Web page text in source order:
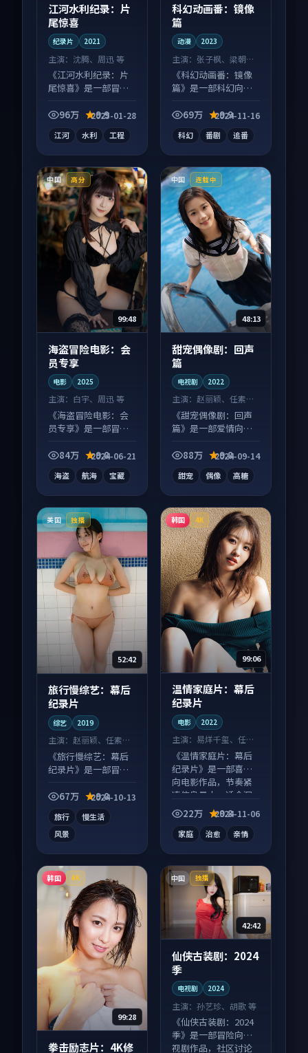
江河水利纪录：片
尾惊喜
纪录片 2021
主演： 沈腾、周迅 等
《江河水利纪录：片
尾惊喜》是一部冒险
关系层层推进，尾声
96万 9.9
2025-01-28
江河 水利 工程
科幻动画番：镜像
篇
动漫 2023
主演： 张子枫、梁朝伟
等
《科幻动画番：镜像
篇》是一部科幻向动
全，观感爽快不拖
69万 9.9
2024-11-16
科幻 番剧 追番
中国 高分
99:48
海盗冒险电影：会
员专享
电影 2025
主演： 白宇、周迅 等
《海盗冒险电影：会
员专享》是一部冒险
系层层推进，尾声常
84万 9.8
2024-06-21
海盗 航海 宝藏
中国 连载中
48:13
甜宠偶像剧：回声
篇
电视剧 2022
主演：赵丽颖、任素汐
等
《甜宠偶像剧：回声
篇》是一部爱情向电
别错过，字幕区常有
88万 9.8
2024-09-14
甜宠 偶像 高糖
美国 独播
52:42
旅行慢综艺：幕后
纪录片
综艺 2019
主演： 赵丽颖、任素汐
等
《旅行慢综艺：幕后
纪录片》是一部冒险
系层层推进，尾声常
67万 9.8
2024-10-13
旅行
慢生活
风景
韩国 4K
99:06
温情家庭片：幕后
纪录片
电影 2022
主演： 易烊千玺、任素
汐 等
《温情家庭片：幕后
纪录片》是一部喜剧
向电影作品，节奏紧
凑信息量大，适合沉
浸式追看。
22万 9.8
2024-11-06
家庭 治愈 亲情
韩国 4K
99:28
拳击励志片：4K修
中国 独播
42:42
仙侠古装剧：2024
季
电视剧 2024
主演：孙艺珍、胡歌 等
《仙侠古装剧：2024
季》是一部冒险向电
视剧作品，社区讨论